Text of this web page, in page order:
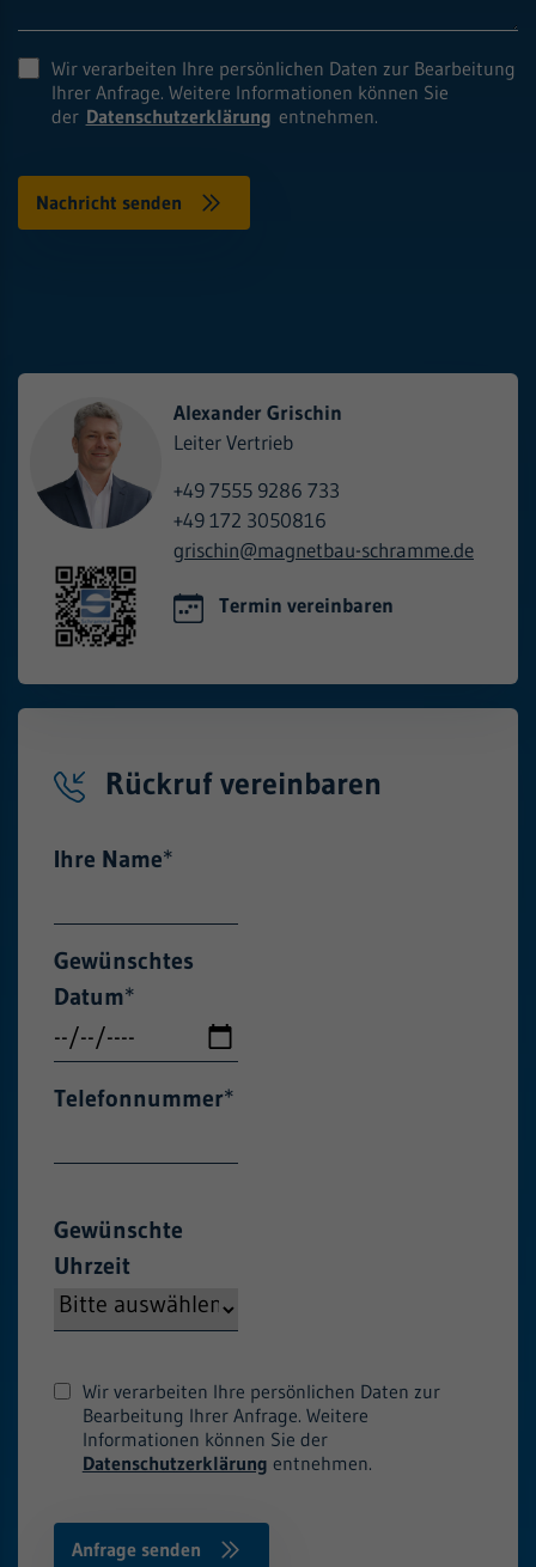
Wir verarbeiten Ihre persönlichen Daten zur Bearbeitung
Ihrer Anfrage. Weitere Informationen können Sie
der Datenschutzerklärung entnehmen.
Alexander Grischin
Leiter Vertrieb
+49 7555 9286 733
+49 172 3050816
grischin@magnetbau-schramme.de
Termin vereinbaren
Rückruf vereinbaren
Ihre Name*
Gewünschtes
Datum*
Telefonnummer*
Gewünschte
Uhrzeit
Wir verarbeiten Ihre persönlichen Daten zur
Bearbeitung Ihrer Anfrage. Weitere
Informationen können Sie der
Datenschutzerklärung entnehmen.